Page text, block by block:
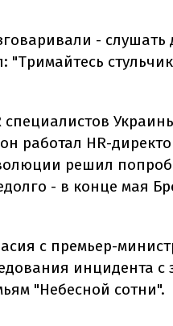
-
работал HR-
решил
- в конце мая
с премьер-
инцидента с
"Небесной сотни".